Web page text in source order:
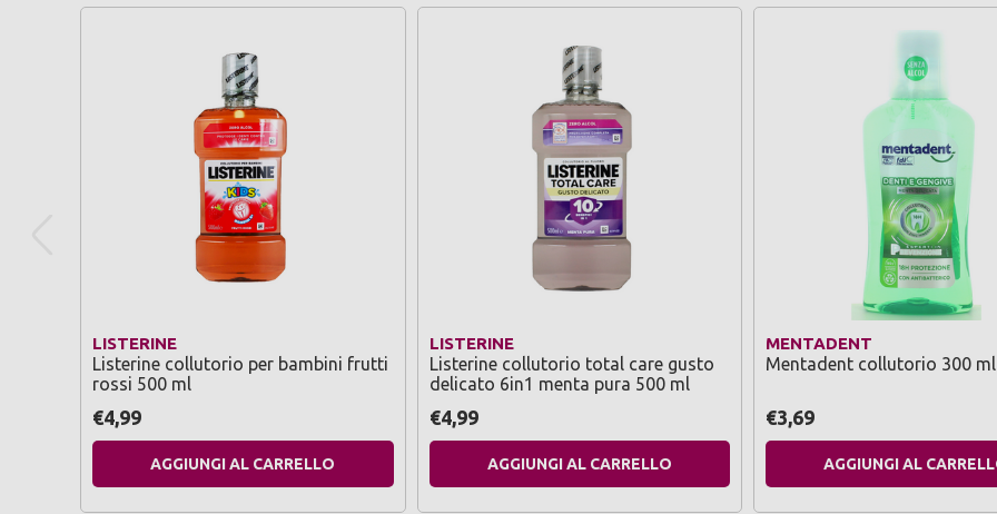
LISTERINE
Listerine collutorio per bambini frutti
rossi 500 ml
€4,99
AGGIUNGI AL CARRELLO
LISTERINE
Listerine collutorio total care gusto
delicato 6in1 menta pura 500 ml
€4,99
AGGIUNGI AL CARRELLO
MENTADENT
Mentadent collutorio 300
€3,69
AGGIUNGI AL